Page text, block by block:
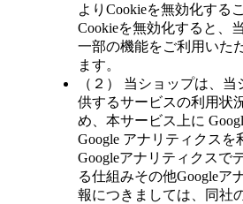
よりCookieを無効化する
Cookieを無効化すると、
一部の機能をご利用いた
ます。
（２） 当ショップは、
供するサービスの利用状
め、本サービス上に
Google アナリティクスを
Googleアナリティクスで
る仕組みその他Googleア
報につきましては、同社